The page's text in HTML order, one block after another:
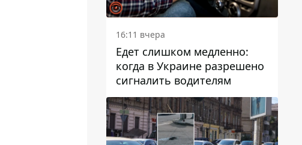
16:11 вчера
Едет слишком медленно:
когда в Украине разрешено
сигналить водителям